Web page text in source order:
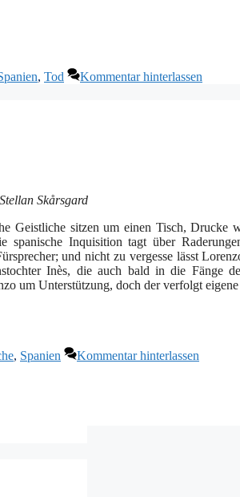
, Tod Kommentar hinterlassen
Skårsgard
Geistliche sitzen um einen Tisch,
spanische Inquisition tagt über
und nicht zu vergesse lässt
Inès, die auch bald in die Fänge
um Unterstützung, doch der verfolgt
, Spanien Kommentar hinterlassen